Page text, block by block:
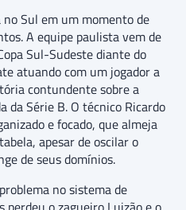
no Sul em um momento de
A equipe paulista vem de
Sul-Sudeste diante do
atuando com um jogador a
contundente sobre a
da Série B. O técnico Ricardo
e focado, que almeja
apesar de oscilar o
de seus domínios.
no sistema de